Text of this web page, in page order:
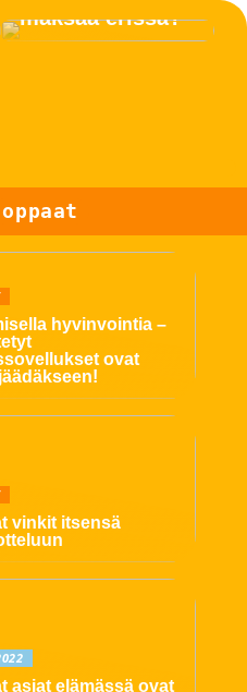
maksaa erissä?
oppaat
hyvinvointia –
ovat
vinkit itsensä
asiat elämässä ovat